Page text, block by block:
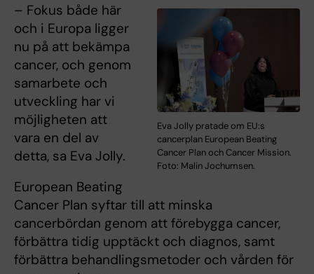
Eva Jolly pratade om EU:s
cancerplan European Beating
Cancer Plan och Cancer Mission.
Foto: Malin Jochumsen.
– Fokus både här
och i Europa ligger
nu på att bekämpa
cancer, och genom
samarbete och
utveckling har vi
möjligheten att
vara en del av
detta, sa Eva Jolly.
European Beating
Cancer Plan syftar till att minska
cancerbördan genom att förebygga cancer,
förbättra tidig upptäckt och diagnos, samt
förbättra behandlingsmetoder och vården för